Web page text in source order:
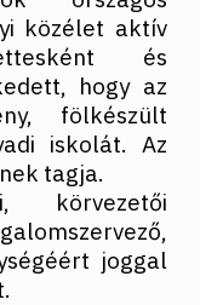
közélet aktív
és
hogy az
fölkészült
iskolát. Az
tagja.
körvezetői
joggal